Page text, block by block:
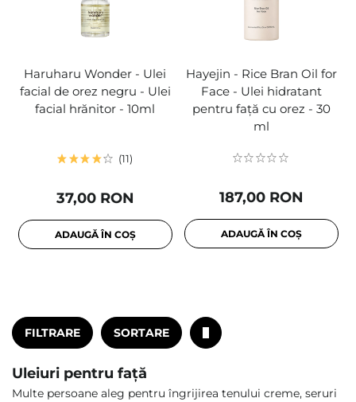
Haruharu Wonder - Ulei
facial de orez negru - Ulei
facial hrănitor - 10ml
11
37,00 RON
ADAUGĂ ÎN COȘ
Hayejin - Rice Bran Oil for
Face - Ulei hidratant
pentru față cu orez - 30
ml
187,00 RON
ADAUGĂ ÎN COȘ
FILTRARE SORTARE
Uleiuri pentru față
Multe persoane aleg pentru îngrijirea tenului creme, seruri